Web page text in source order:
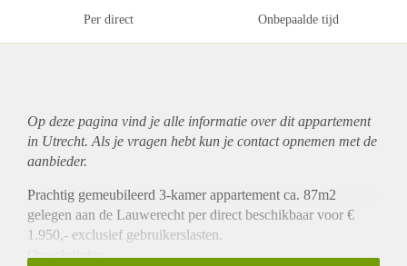
Per direct Onbepaalde tijd
Op deze pagina vind je alle informatie over ditappartement
in Utrecht. Als je vragen hebt kun je contact opnemen met de
aanbieder.
Prachtig gemeubileerd 3-kamer appartement ca. 87m2
gelegen aan de Lauwerecht per direct beschikbaar voor €
1.950,- exclusief gebruikerslasten.
Omschrijving